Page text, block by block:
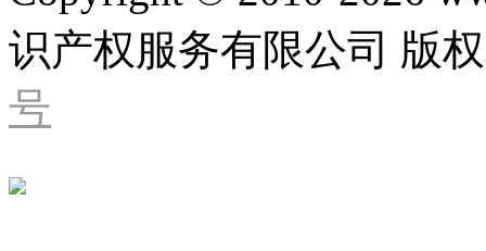
识产权服务有限公司 版
号